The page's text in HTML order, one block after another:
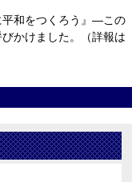
和をつくろう』―この
かけました。（詳報は